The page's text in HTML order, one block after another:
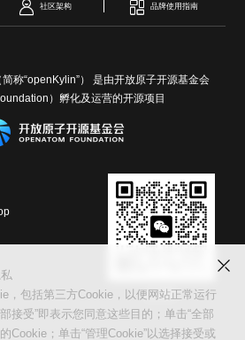
社区架构 品牌使用指南
称“openKylin”） 是由开放原子开源基金会
）孵化及运营的开源项目
交流群
，包括第三方Cookie，以便网站正常运行
接受”即表示您同意这些目的；单击“全部
Cookie；单击“管理Cookie”以选择接受或